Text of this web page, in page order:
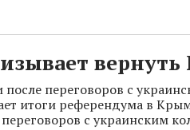
переговоров с
итоги референдума в
с украинским